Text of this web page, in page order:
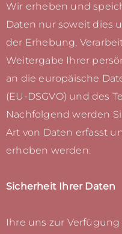
Wir erheben und
Daten nur soweit dies
der Erhebung,
Weitergabe Ihrer
an die europäische
(EU-DSGVO) und des
Nachfolgend werden
Art von Daten erfasst
erhoben werden:
Sicherheit Ihrer Daten
Ihre uns zur